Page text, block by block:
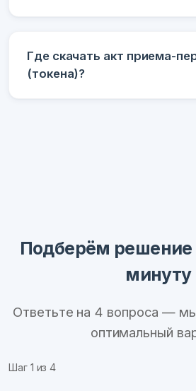
Где скачать акт приема-
(токена)?
Подберём решение
минуту
Ответьте на 4 вопроса —
оптимальный
Шаг 1 из 4